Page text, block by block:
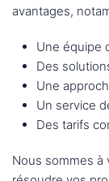
avantages,
Une équipe
Des
Une
Un service
Des tarifs
Nous sommes à